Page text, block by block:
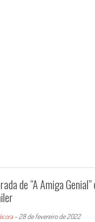
de “A Amiga
-28 de fevereiro de 2022